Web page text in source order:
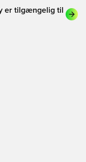
er tilgængelig til